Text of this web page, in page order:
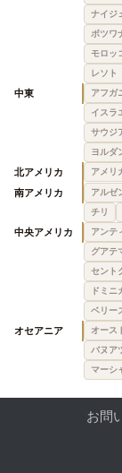
ナイジ
ボツワ
モロッ
レソト
中東 アフガ
イスラ
サウジ
ヨルダ
北アメリカ アメリ
南アメリカ アルゼ
チリ
中央アメリカ アンテ
グアテ
セント
ドミニ
ベリー
オセアニア オース
バヌア
マーシ
お問